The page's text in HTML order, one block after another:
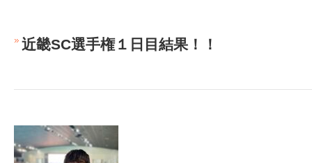
近畿SC選手権１日目結果！！